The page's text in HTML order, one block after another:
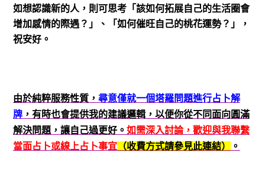
如想認識新的人，則可思考「該如何拓展自己的生活圈會
增加感情的際遇？」、「如何催旺自己的桃花運勢？」，
祝安好。
由於純粹服務性質， 尋意僅就一個塔羅問題進行占卜解
牌，有時也會提供我的建議邏輯，以便你從不同面向圓滿
解決問題，讓自己過更好。 如需深入討論，歡迎與我聯繫
當面占卜或線上占卜事宜（收費方式請參見此連結） 。